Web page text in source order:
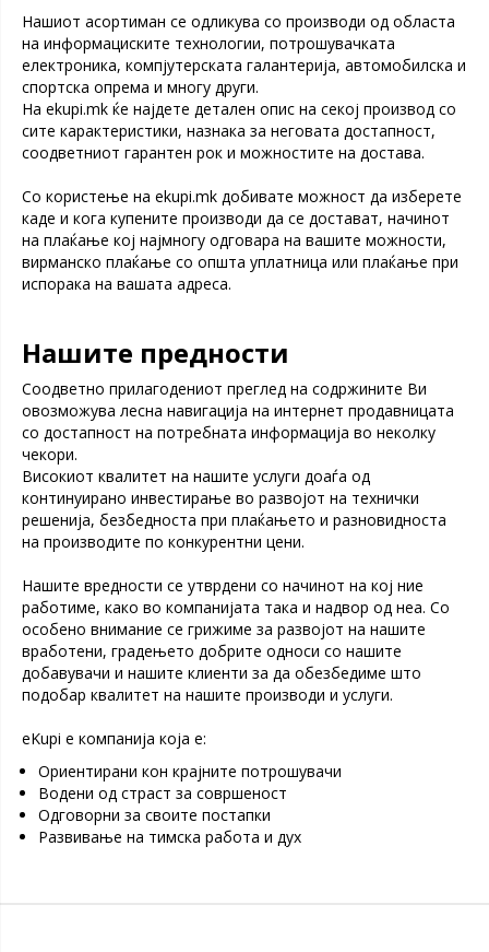
Нашиот асортиман се одликува со производи од областа
на информациските технологии, потрошувачката
електроника, компјутерската галантерија, автомобилска и
спортска опрема и многу други.
На еkupi.mk ќе најдете детален опис на секој производ со
сите карактеристики, назнака за неговата достапност,
соодветниот гарантен рок и можностите на достава.
Со користење на ekupi.mk добивате можност да изберете
каде и кога купените производи да се достават, начинот
на плаќање кој најмногу одговара на вашите можности,
вирманско плаќање со општа уплатница или плаќање при
испорака на вашата адреса.
Нашите предности
Соодветно прилагодениот преглед на содржините Ви
овозможува лесна навигација на интернет продавницата
со достапност на потребната информација во неколку
чекори.
Високиот квалитет на нашите услуги доаѓа од
континуирано инвестирање во развојот на технички
решенија, безбедноста при плаќањето и разновидноста
на производите по конкурентни цени.
Нашите вредности се утврдени со начинот на кој ние
работиме, како во компанијата така и надвор од неа. Со
особено внимание се грижиме за развојот на нашите
вработени, градењето добрите односи со нашите
добавувачи и нашите клиенти за да обезбедиме што
подобар квалитет на нашите производи и услуги.
eKupi е компанија која е:
Ориентирани кон крајните потрошувачи
Водени од страст за совршеност
Одговорни за своите постапки
Развивање на тимска работа и дух